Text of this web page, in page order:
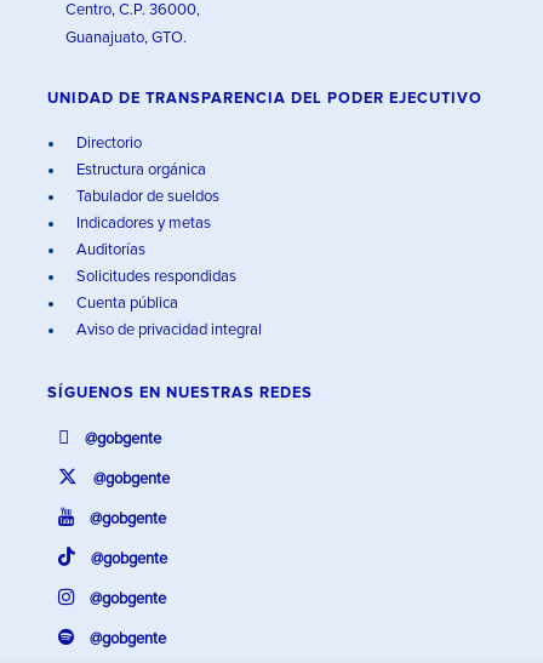
Centro, C.P. 36000,
Guanajuato, GTO.
UNIDAD DE TRANSPARENCIA DEL PODER EJECUTIVO
Directorio
Estructura orgánica
Tabulador de sueldos
Indicadores y metas
Auditorías
Solicitudes respondidas
Cuenta pública
Aviso de privacidad integral
SÍGUENOS EN NUESTRAS REDES
@gobgente
@gobgente
@gobgente
@gobgente
@gobgente
@gobgente